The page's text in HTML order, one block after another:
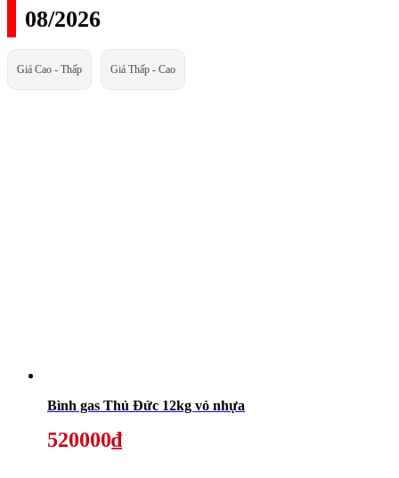
08/2026
Giá Cao - Thấp Giá Thấp - Cao
Bình gas Thủ Đức 12kg vỏ nhựa
520000₫